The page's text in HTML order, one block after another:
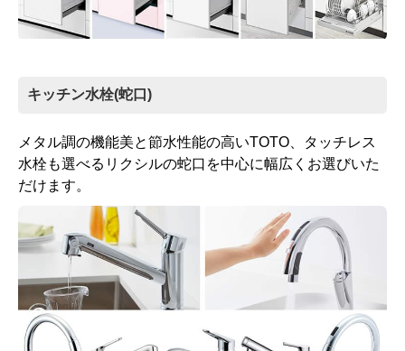
キッチン水栓(蛇口)
メタル調の機能美と節水性能の高いTOTO、タッチレス
水栓も選べるリクシルの蛇口を中心に幅広くお選びいた
だけます。